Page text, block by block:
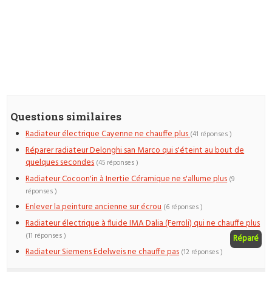
Questions similaires
Radiateur électrique Cayenne ne chauffe plus(41 réponses )
Réparer radiateur Delonghi san Marco qui s'éteint au bout de
quelques secondes (45 réponses )
Radiateur Cocoon'in à Inertie Céramique ne s'allume plus (9
réponses )
Enlever la peinture ancienne sur écrou (6 réponses )
Radiateur électrique à fluide IMA Dalia (Ferroli) qui ne chauffe plus
Réparé
(11 réponses )
Radiateur Siemens Edelweis ne chauffe pas (12 réponses )